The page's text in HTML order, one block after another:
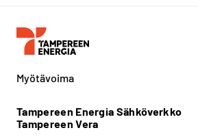
Myötävoima
Tampereen Energia Sähköverkko
Tampereen Vera